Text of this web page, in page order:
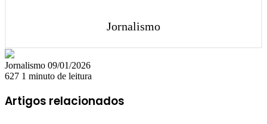
Jornalismo
Jornalismo Mande
um
mail
09/01/2026
627 1 minuto de leitura
Artigos relacionados